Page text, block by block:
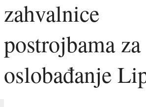
zahvalnice
postrojbama za
oslobađanje